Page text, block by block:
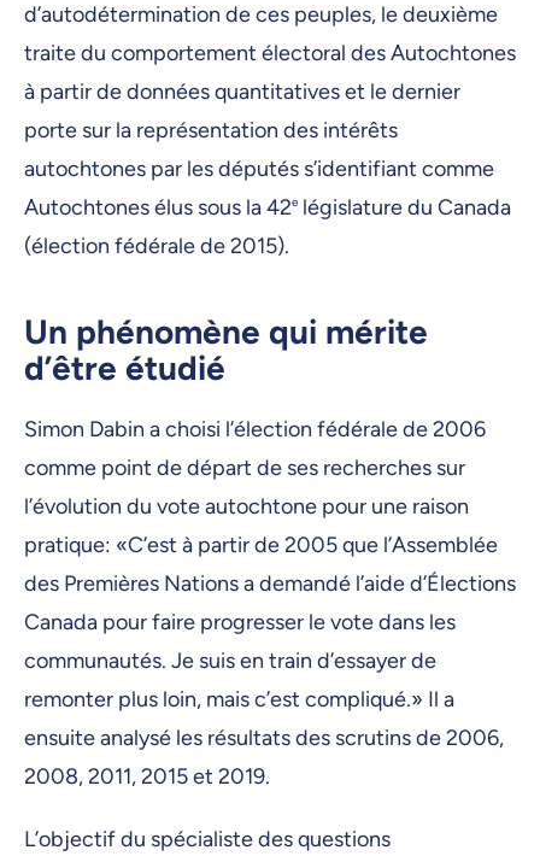
d’autodétermination de ces peuples, le deuxième
traite du comportement électoral des Autochtones
à partir de données quantitatives et le dernier
porte sur la représentation des intérêts
autochtones par les députés s’identifiant comme
Autochtones élus sous la 42e législature du Canada
(élection fédérale de 2015).
Un phénomène qui mérite
d’être étudié
Simon Dabin a choisi l’élection fédérale de 2006
comme point de départ de ses recherches sur
l’évolution du vote autochtone pour une raison
pratique: «C’est à partir de 2005 que l’Assemblée
des Premières Nations a demandé l’aide d’Élections
Canada pour faire progresser le vote dans les
communautés. Je suis en train d’essayer de
remonter plus loin, mais c’est compliqué.» Il a
ensuite analysé les résultats des scrutins de 2006,
2008, 2011, 2015 et 2019.
L’objectif du spécialiste des questions